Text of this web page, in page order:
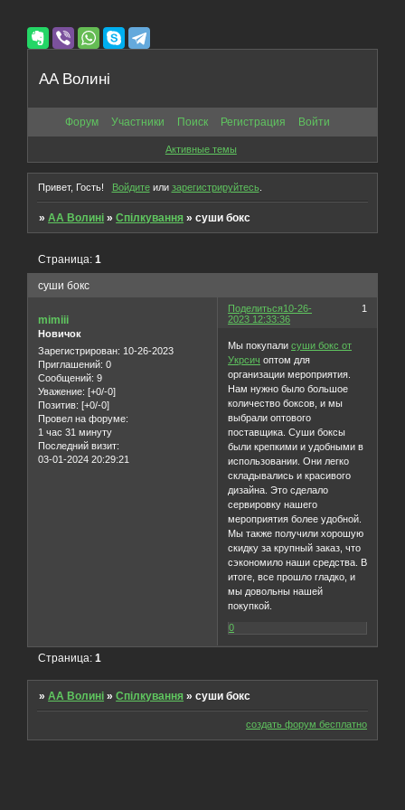
AA Волині
Форум Участники Поиск Регистрация Войти
Активные темы
Привет, Гость! Войдитеили зарегистрируйтесь.
»AA Волині »Спілкування »суши бокс
суши бокс
Страница:1
Поделиться 1
10-26-
2023 12:33:36
mimiii
Новичок
Зарегистрирован: 10-26-2023
Приглашений: 0
Сообщений: 9
Уважение: [+0/-0]
Позитив: [+0/-0]
Провел на форуме:
1 час 31 минуту
Последний визит:
03-01-2024 20:29:21
Мы покупалисуши бокс от
Укрсич оптом для
организации мероприятия.
Нам нужно было большое
количество боксов, и мы
выбрали оптового
поставщика. Суши боксы
были крепкими и удобными в
использовании. Они легко
складывались и красивого
дизайна. Это сделало
сервировку нашего
мероприятия более удобной.
Мы также получили хорошую
скидку за крупный заказ, что
сэкономило наши средства. В
итоге, все прошло гладко, и
мы довольны нашей
покупкой.
0
Страница:1
»AA Волині »Спілкування »суши бокс
создать форум бесплатно